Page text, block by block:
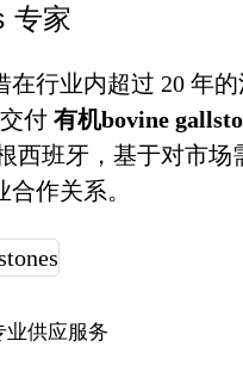
专家
行业内超过 20 年的
付 有机bovine
西班牙，基于对市场
作关系。
业供应服务